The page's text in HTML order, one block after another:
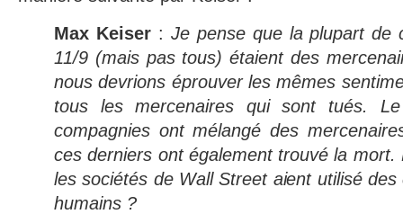
Max Keiser: Je pense que la plupart de
11/9 (mais pas tous)étaient des
nous devrions éprouver les mêmes
tous les mercenaires qui sont tués.
compagnies ont mélangé des
ces derniers ont également trouvé la
les sociétés de Wall Street aient utilisé
humains ?